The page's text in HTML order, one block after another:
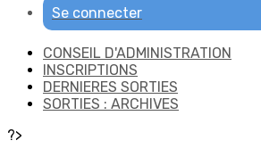
Se connecter
CONSEIL D'ADMINISTRATION
INSCRIPTIONS
DERNIERES SORTIES
SORTIES : ARCHIVES
?>